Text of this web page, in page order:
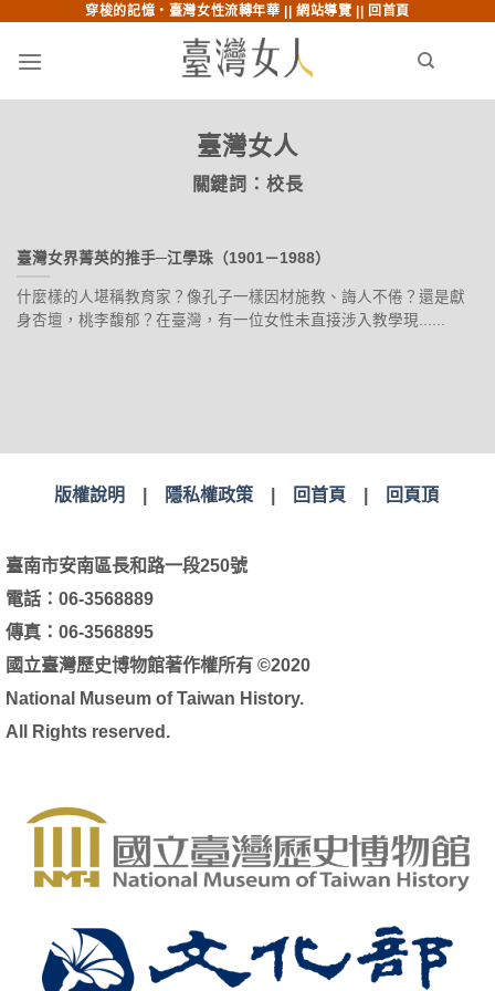
跳至內文
跳至索引列穿梭的記憶‧臺灣女性流轉年華 ||網站導覽 || 回首頁
臺灣女人
關鍵詞： 校長
臺灣女界菁英的推手─江學珠（1901－1988）
什麼樣的人堪稱教育家？像孔子一樣因材施教、誨人不倦？還是獻
身杏壇，桃李馥郁？在臺灣，有一位女性未直接涉入教學現......
版權說明 隱私權政策| 回首頁 回頁頂
臺南市安南區長和路一段250號
電話：06-3568889
傳真：06-3568895
國立臺灣歷史博物館著作權所有 ©2020
National Museum of Taiwan History.
All Rights reserved.